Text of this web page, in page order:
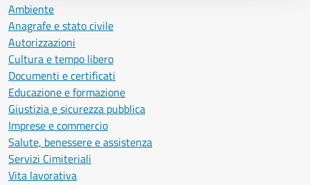
Ambiente
Anagrafe e stato civile
Autorizzazioni
Cultura e tempo libero
Documenti e certificati
Educazione e formazione
Giustizia e sicurezza pubblica
Imprese e commercio
Salute, benessere e assistenza
Servizi Cimiteriali
Vita lavorativa